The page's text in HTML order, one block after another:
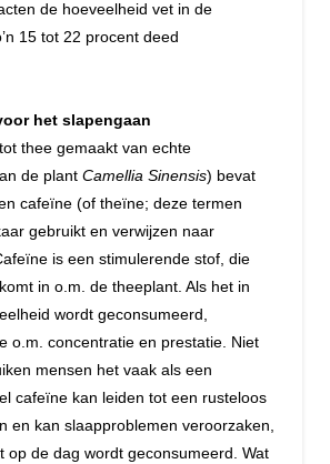
de hoeveelheid vet in de
15 tot 22 procent deed
het slapengaan
thee gemaakt van echte
de plant Camellia Sinensis) bevat
cafeïne (of theïne; deze termen
gebruikt en verwijzen naar
is een stimulerende stof, die
in o.m. de theeplant. Als het in
wordt geconsumeerd,
o.m. concentratie en prestatie. Niet
mensen het vaak als een
cafeïne kan leiden tot een rusteloos
en kan slaapproblemen veroorzaken,
op de dag wordt geconsumeerd. Wat